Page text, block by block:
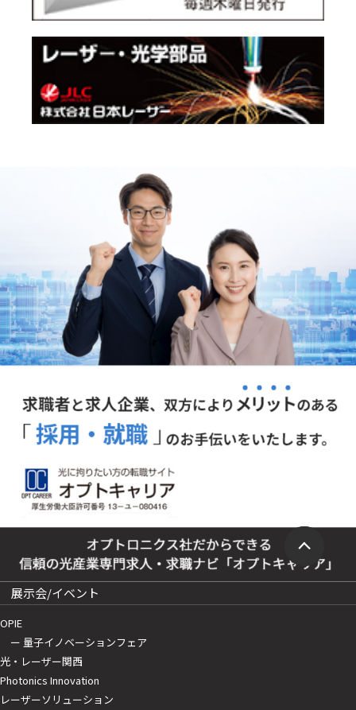
展示会/イベント
OPIE
ー 量子イノベーションフェア
光・レーザー関西
Photonics Innovation
レーザーソリューション